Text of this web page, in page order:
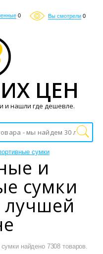
0 Вы смотрели 0
сумки
и
сумки
лучшей
найдено 7308 товаров.
ЦЕН
и нашли где дешевле.